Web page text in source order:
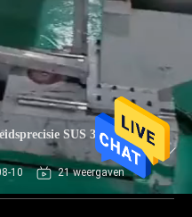
SUS 3mm van
10 21 weergaven